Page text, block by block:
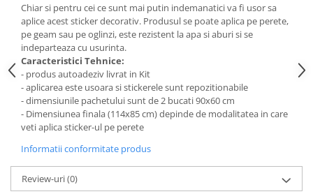
Florale
Motive
Pachete
Pentru femei
Stickere pereche
Stickere imprimate
Copii
Stickere cu efect 3D
Stickere PVC
Stickere tip tablou
Chiar si pentru cei ce sunt mai putin indemanatici va fi usor sa
aplice acest sticker decorativ. Produsul se poate aplica pe perete,
pe geam sau pe oglinzi, este rezistent la apa si aburi si se
indeparteaza cu usurinta.
Caracteristici Tehnice:
- produs autoadeziv livrat in Kit
- aplicarea este usoara si stickerele sunt repozitionabile
- dimensiunile pachetului sunt de 2 bucati 90x60 cm
- Dimensiunea finala (114x85 cm) depinde de modalitatea in care
veti aplica sticker-ul pe perete
Informatii conformitate produs
Review-uri(0)